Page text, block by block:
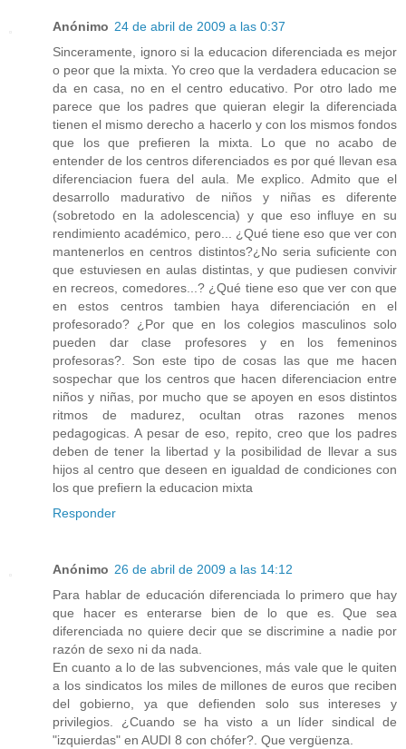
Anónimo 24 de abril de 2009 a las 0:37
Sinceramente, ignoro si la educacion diferenciada es mejor
o peor que la mixta. Yo creo que la verdadera educacion se
da en casa, no en el centro educativo. Por otro lado me
parece que los padres que quieran elegir la diferenciada
tienen el mismo derecho a hacerlo y con los mismos fondos
que los que prefieren la mixta. Lo que no acabo de
entender de los centros diferenciados es por qué llevan esa
diferenciacion fuera del aula. Me explico. Admito que el
desarrollo madurativo de niños y niñas es diferente
(sobretodo en la adolescencia) y que eso influye en su
rendimiento académico, pero... ¿Qué tiene eso que ver con
mantenerlos en centros distintos?¿No seria suficiente con
que estuviesen en aulas distintas, y que pudiesen convivir
en recreos, comedores...? ¿Qué tiene eso que ver con que
en estos centros tambien haya diferenciación en el
profesorado? ¿Por que en los colegios masculinos solo
pueden dar clase profesores y en los femeninos
profesoras?. Son este tipo de cosas las que me hacen
sospechar que los centros que hacen diferenciacion entre
niños y niñas, por mucho que se apoyen en esos distintos
ritmos de madurez, ocultan otras razones menos
pedagogicas. A pesar de eso, repito, creo que los padres
deben de tener la libertad y la posibilidad de llevar a sus
hijos al centro que deseen en igualdad de condiciones con
los que prefiern la educacion mixta
Responder
Anónimo 26 de abril de 2009 a las 14:12
Para hablar de educación diferenciada lo primero que hay
que hacer es enterarse bien de lo que es. Que sea
diferenciada no quiere decir que se discrimine a nadie por
razón de sexo ni da nada.
En cuanto a lo de las subvenciones, más vale que le quiten
a los sindicatos los miles de millones de euros que reciben
del gobierno, ya que defienden solo sus intereses y
privilegios. ¿Cuando se ha visto a un líder sindical de
"izquierdas" en AUDI 8 con chófer?. Que vergüenza.